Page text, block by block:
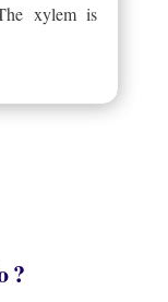
xylem is
?